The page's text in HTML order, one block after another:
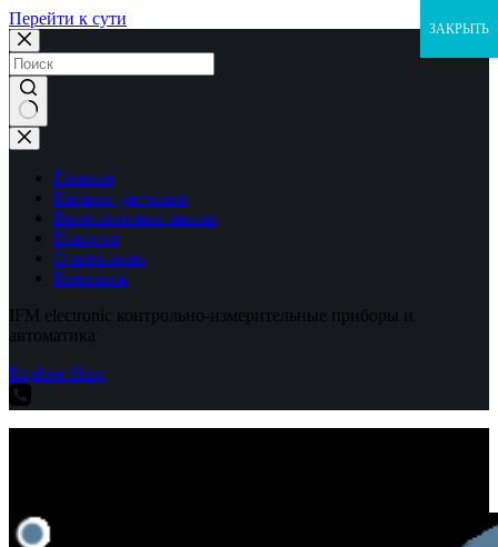
Перейти к сути
Ничего
не
найденоГлавная
Каталог датчиков
Выполненные заказы
Новости
О компании
Контакты
IFM electronic контрольно-измерительные приборы и
автоматика
Explore Shop
ЗАКРЫТЬ